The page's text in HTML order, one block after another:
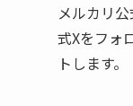
メルカリ
式Xをフォ
トします。